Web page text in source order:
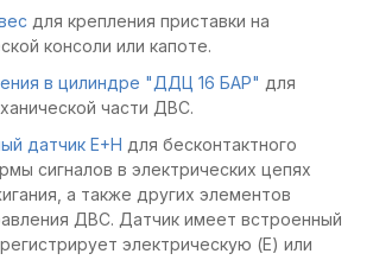
для крепления приставки на
консоли или капоте.
в цилиндре "ДДЦ 16 БАР" для
части ДВС.
датчик E+H для бесконтактного
сигналов в электрических цепях
а также других элементов
ДВС. Датчик имеет встроенный
электрическую (Е) или